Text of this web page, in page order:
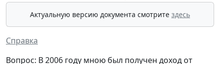
Актуальную версию документа смотрите здесь
Справка
Вопрос: В 2006 году мною был пoлyчeн доход от